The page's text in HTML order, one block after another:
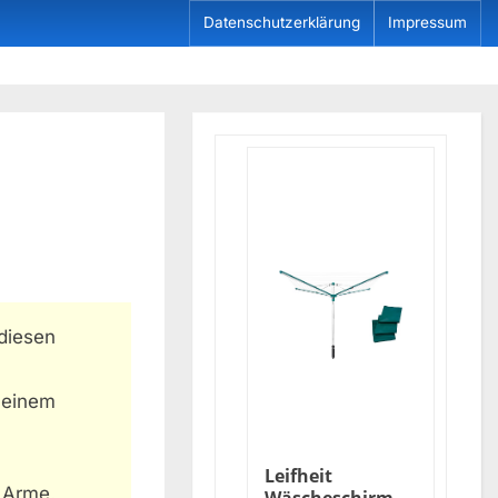
Datenschutzerklärung Impressum
Leifheit